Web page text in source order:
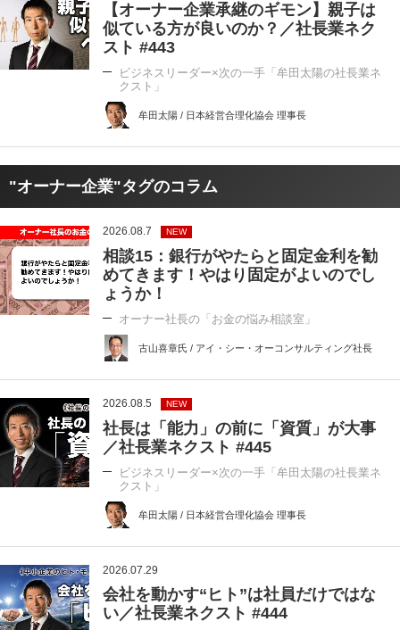
【オーナー企業承継のギモン】親子は
似ている方が良いのか？／社長業ネク
スト #443
ビジネスリーダー×次の一手「牟田太陽の社長業ネ
クスト」
牟田太陽 / 日本経営合理化協会 理事長
"オーナー企業"タグのコラム
2026.08.7 NEW
相談15：銀行がやたらと固定金利を勧
めてきます！やはり固定がよいのでし
ょうか！
オーナー社長の「お金の悩み相談室」
古山喜章氏 / アイ・シー・オーコンサルティング社長
2026.08.5 NEW
社長は「能力」の前に「資質」が大事
／社長業ネクスト #445
ビジネスリーダー×次の一手「牟田太陽の社長業ネ
クスト」
牟田太陽 / 日本経営合理化協会 理事長
2026.07.29
会社を動かす“ヒト”は社員だけではな
い／社長業ネクスト #444